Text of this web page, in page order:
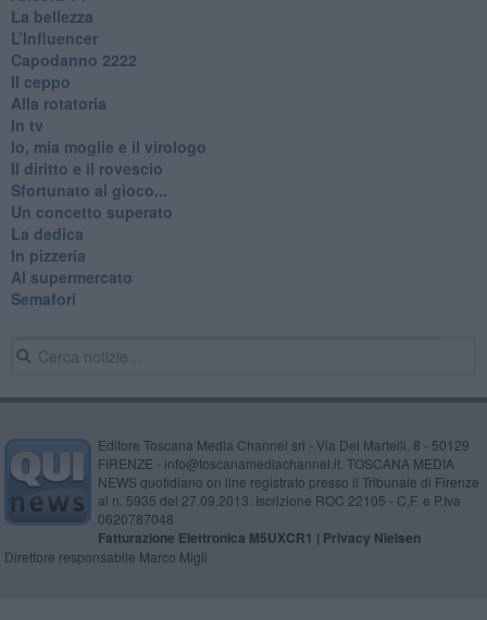
La bellezza
L’Influencer
​Capodanno 2222
Il ceppo
Alla rotatoria
In tv
Io, mia moglie e il virologo
Il diritto e il rovescio
Sfortunato al gioco...
Un concetto superato
La dedica
In pizzeria
Al supermercato
Semafori
Editore Toscana Media Channel srl - Via Dei Martelli, 8 - 50129
FIRENZE - info@toscanamediachannel.it. TOSCANA MEDIA
NEWS quotidiano on line registrato presso il Tribunale di Firenze
al n. 5935 del 27.09.2013. Iscrizione ROC 22105 - C.F. e P.Iva
0620787048
Fatturazione Elettronica M5UXCR1 | Privacy Nielsen
Direttore responsabile Marco Migli